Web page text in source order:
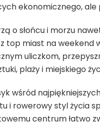
ekonomicznego, ale
o słońcu i morzu
miast na weekend
uliczkom,
plaży i miejskiego
wśród
i rowerowy styl życia
centrum łatwo